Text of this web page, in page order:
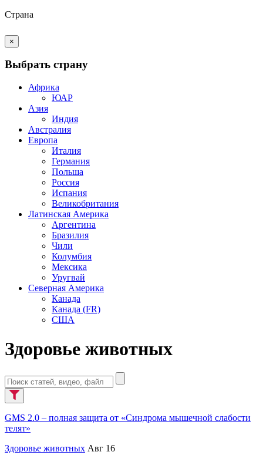
Страна
×
Выбрать страну
Африка
ЮАР
Азия
Индия
Австралия
Европа
Италия
Германия
Польша
Россия
Испания
Великобритания
Латинская Америка
Аргентина
Бразилия
Чили
Колумбия
Мексика
Уругвай
Северная Америка
Канада
Канада (FR)
США
Здоровье животных
GMS 2.0 – полная защита от «Синдрома мышечной слабости
телят»
Здоровье животных Авг 16